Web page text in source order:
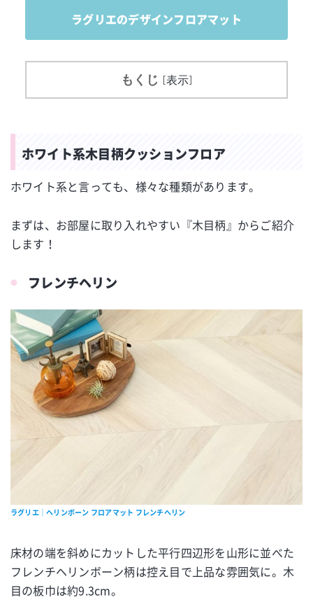
ラグリエのデザインフロアマット
もくじ [表示]
ホワイト系木目柄クッションフロア
ホワイト系と言っても、様々な種類があります。
まずは、お部屋に取り入れやすい『木目柄』からご紹介
します！
フレンチヘリン
ラグリエ｜ヘリンボーン フロアマット フレンチへリン
床材の端を斜めにカットした平行四辺形を山形に並べた
フレンチヘリンボーン柄は控え目で上品な雰囲気に。木
目の板巾は約9.3cm。